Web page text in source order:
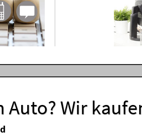
Auto? Wir